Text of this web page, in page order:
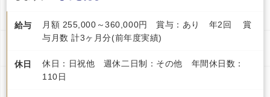
給与
月額 255,000～360,000円 賞与：あり 年2回 賞
与月数 計3ヶ月分(前年度実績)
休日
休日：日祝他 週休二日制：その他 年間休日数：
110日